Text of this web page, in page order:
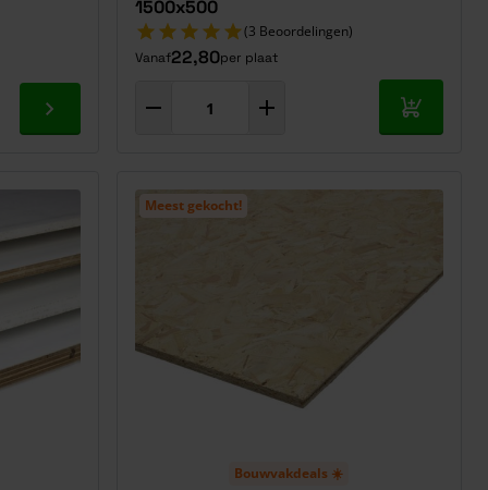
Ga naar product
1500x500
(3 Beoordelingen)
Vanaf22,80per plaat
In mijn
Bouwvakdeals ☀️
Meest gekocht!